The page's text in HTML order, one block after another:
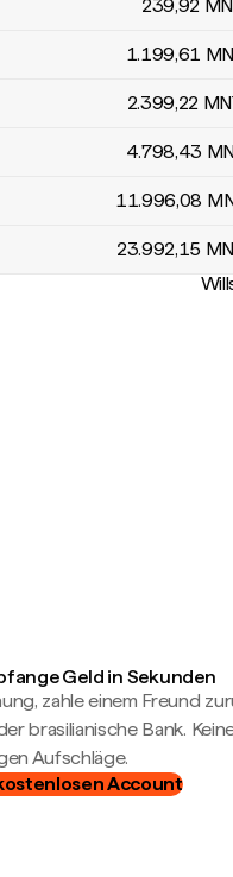
239,92
1.199,61
2.399,22
4.798,43
11.996,08
23.992,15
Geld in Sekunden
zahle einem Freund
brasilianische Bank.
Aufschläge.
Account